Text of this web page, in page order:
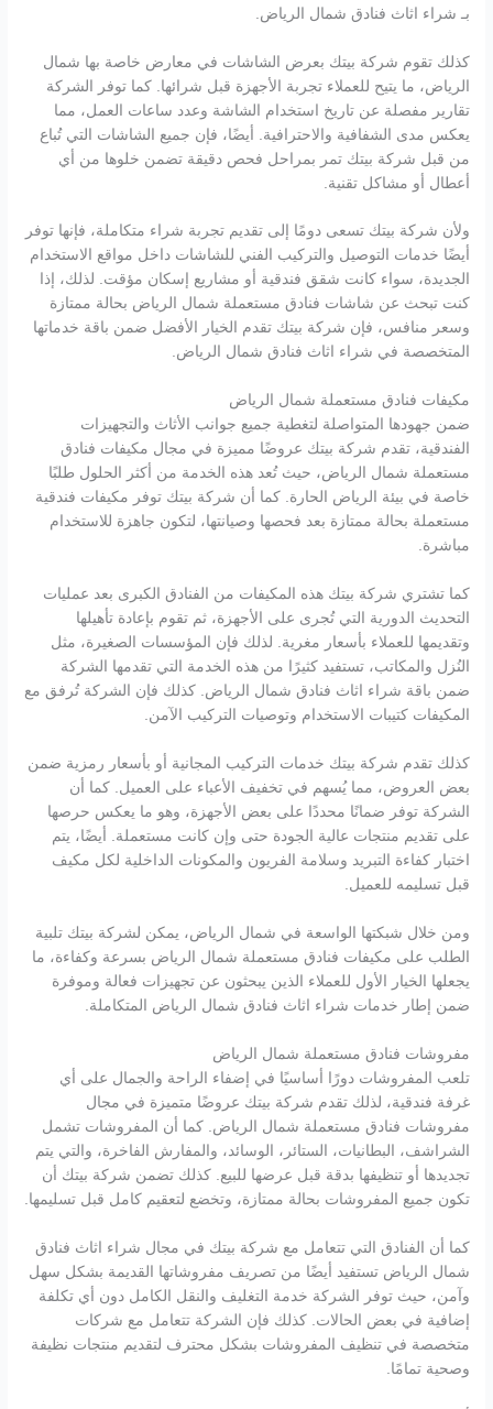
بـ شراء اثاث فنادق شمال الرياض.
كذلك تقوم شركة بيتك بعرض الشاشات في معارض خاصة بها شمال
الرياض، ما يتيح للعملاء تجربة الأجهزة قبل شرائها. كما توفر الشركة
تقارير مفصلة عن تاريخ استخدام الشاشة وعدد ساعات العمل، مما
يعكس مدى الشفافية والاحترافية. أيضًا، فإن جميع الشاشات التي تُباع
من قبل شركة بيتك تمر بمراحل فحص دقيقة تضمن خلوها من أي
أعطال أو مشاكل تقنية.
ولأن شركة بيتك تسعى دومًا إلى تقديم تجربة شراء متكاملة، فإنها توفر
أيضًا خدمات التوصيل والتركيب الفني للشاشات داخل مواقع الاستخدام
الجديدة، سواء كانت شقق فندقية أو مشاريع إسكان مؤقت. لذلك، إذا
كنت تبحث عن شاشات فنادق مستعملة شمال الرياض بحالة ممتازة
وسعر منافس، فإن شركة بيتك تقدم الخيار الأفضل ضمن باقة خدماتها
المتخصصة في شراء اثاث فنادق شمال الرياض.
مكيفات فنادق مستعملة شمال الرياض
ضمن جهودها المتواصلة لتغطية جميع جوانب الأثاث والتجهيزات
الفندقية، تقدم شركة بيتك عروضًا مميزة في مجال مكيفات فنادق
مستعملة شمال الرياض، حيث تُعد هذه الخدمة من أكثر الحلول طلبًا
خاصة في بيئة الرياض الحارة. كما أن شركة بيتك توفر مكيفات فندقية
مستعملة بحالة ممتازة بعد فحصها وصيانتها، لتكون جاهزة للاستخدام
مباشرة.
كما تشتري شركة بيتك هذه المكيفات من الفنادق الكبرى بعد عمليات
التحديث الدورية التي تُجرى على الأجهزة، ثم تقوم بإعادة تأهيلها
وتقديمها للعملاء بأسعار مغرية. لذلك فإن المؤسسات الصغيرة، مثل
النُزل والمكاتب، تستفيد كثيرًا من هذه الخدمة التي تقدمها الشركة
ضمن باقة شراء اثاث فنادق شمال الرياض. كذلك فإن الشركة تُرفق مع
المكيفات كتيبات الاستخدام وتوصيات التركيب الآمن.
كذلك تقدم شركة بيتك خدمات التركيب المجانية أو بأسعار رمزية ضمن
بعض العروض، مما يُسهم في تخفيف الأعباء على العميل. كما أن
الشركة توفر ضمانًا محددًا على بعض الأجهزة، وهو ما يعكس حرصها
على تقديم منتجات عالية الجودة حتى وإن كانت مستعملة. أيضًا، يتم
اختبار كفاءة التبريد وسلامة الفريون والمكونات الداخلية لكل مكيف
قبل تسليمه للعميل.
ومن خلال شبكتها الواسعة في شمال الرياض، يمكن لشركة بيتك تلبية
الطلب على مكيفات فنادق مستعملة شمال الرياض بسرعة وكفاءة، ما
يجعلها الخيار الأول للعملاء الذين يبحثون عن تجهيزات فعالة وموفرة
ضمن إطار خدمات شراء اثاث فنادق شمال الرياض المتكاملة.
مفروشات فنادق مستعملة شمال الرياض
تلعب المفروشات دورًا أساسيًا في إضفاء الراحة والجمال على أي
غرفة فندقية، لذلك تقدم شركة بيتك عروضًا متميزة في مجال
مفروشات فنادق مستعملة شمال الرياض. كما أن المفروشات تشمل
الشراشف، البطانيات، الستائر، الوسائد، والمفارش الفاخرة، والتي يتم
تجديدها أو تنظيفها بدقة قبل عرضها للبيع. كذلك تضمن شركة بيتك أن
تكون جميع المفروشات بحالة ممتازة، وتخضع لتعقيم كامل قبل تسليمها.
كما أن الفنادق التي تتعامل مع شركة بيتك في مجال شراء اثاث فنادق
شمال الرياض تستفيد أيضًا من تصريف مفروشاتها القديمة بشكل سهل
وآمن، حيث توفر الشركة خدمة التغليف والنقل الكامل دون أي تكلفة
إضافية في بعض الحالات. كذلك فإن الشركة تتعامل مع شركات
متخصصة في تنظيف المفروشات بشكل محترف لتقديم منتجات نظيفة
وصحية تمامًا.